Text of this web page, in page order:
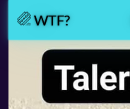
WTF?